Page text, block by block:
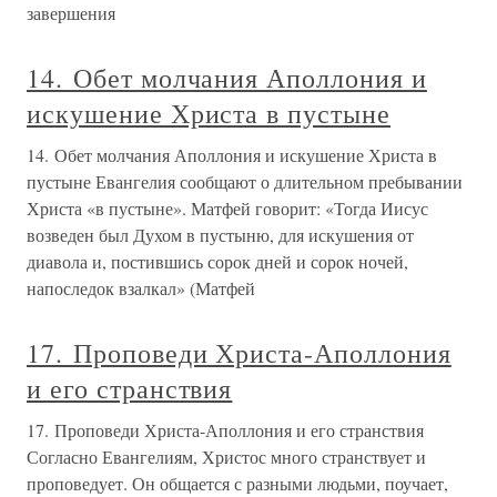
завершения
14. Обет молчания Аполлония и
искушение Христа в пустыне
14. Обет молчания Аполлония и искушение Христа в
пустыне Евангелия сообщают о длительном пребывании
Христа «в пустыне». Матфей говорит: «Тогда Иисус
возведен был Духом в пустыню, для искушения от
диавола и, постившись сорок дней и сорок ночей,
напоследок взалкал» (Матфей
17. Проповеди Христа-Аполлония
и его странствия
17. Проповеди Христа-Аполлония и его странствия
Согласно Евангелиям, Христос много странствует и
проповедует. Он общается с разными людьми, поучает,